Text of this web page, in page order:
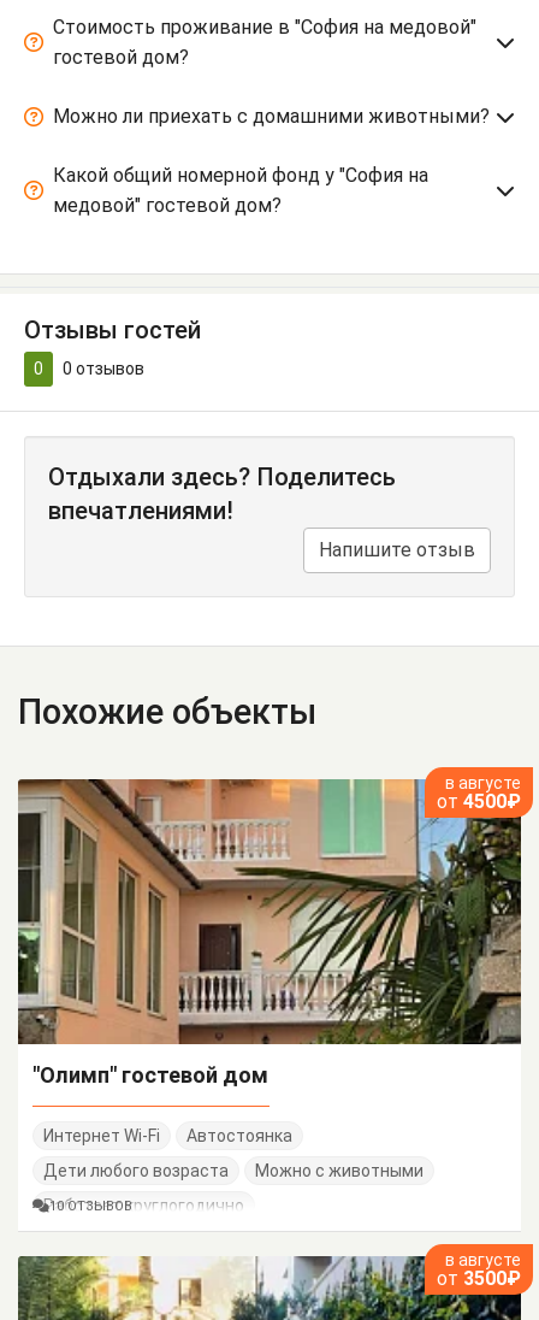
Стоимость проживание в "София на медовой"
гостевой дом?
Можно ли приехать с домашними животными?
Какой общий номерной фонд у "София на
медовой" гостевой дом?
Отзывы гостей
0 0 отзывов
Отдыхали здесь? Поделитесь
впечатлениями!
Напишите отзыв
Похожие объекты
в августе
от 4500₽
"Олимп" гостевой дом
Интернет Wi-Fi
Автостоянка
Дети любого возраста
Можно с животными
Работает круглогодично
10 ОТЗЫВОВ
в августе
от 3500₽